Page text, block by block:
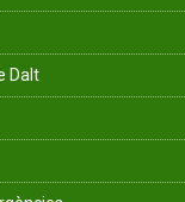
Dalt